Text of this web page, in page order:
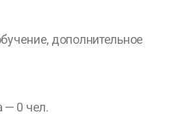
дополнительное
— 0 чел.